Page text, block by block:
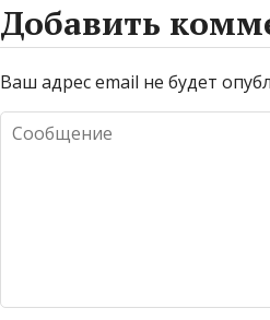
Добавить
Ваш адрес email не будет